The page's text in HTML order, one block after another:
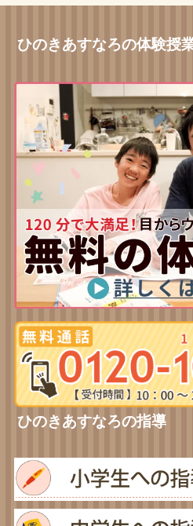
ひのきあすなろの体験授
ひのきあすなろの指導